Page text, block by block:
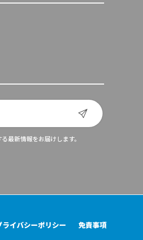
最新情報をお届けします。
ライバシーポリシー 免責事項